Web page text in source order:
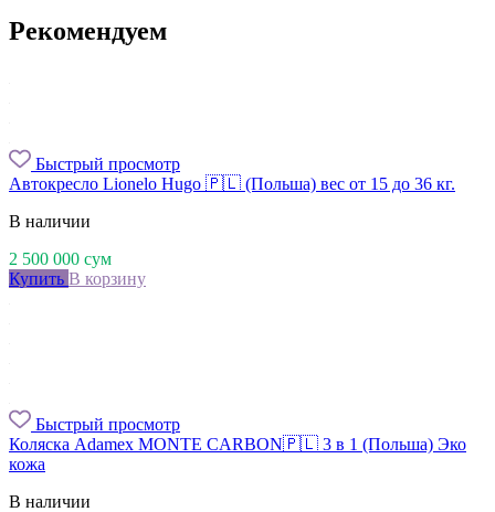
Рекомендуем
Быстрый просмотр
Автокресло Lionelo Hugo 🇵🇱 (Польша) вес от 15 до 36 кг.
В наличии
2 500 000 сум
Купить В корзину
Быстрый просмотр
Коляска Adamex MONTE CARBON🇵🇱 3 в 1 (Польша) Эко
кожа
В наличии